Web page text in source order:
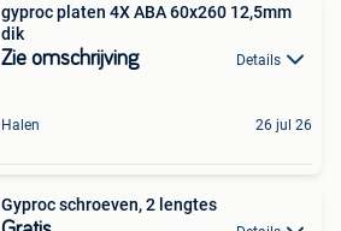
gyproc platen 4X ABA 60x260 12,5mm
dik
Zie omschrijving Details
Halen 26 jul 26
Gyproc schroeven, 2 lengtes